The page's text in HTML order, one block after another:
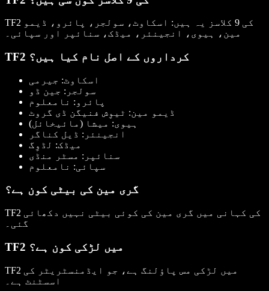
TF2 کی 9 کلاسز یہ ہیں: اسکاوٹ، سولجر، پائرو، ڈیمو
مین، ہیوی، انجینئر، میڈک، سنائپر اور سپائی۔
TF2 کرداروں کے اصل نام کیا ہیں؟
اسکاوٹ: جیرمی
سولجر: جین ڈو
پائرو: نامعلوم
ڈیمو مین: ٹیوِش فنیگن ڈی گروٹ
ہیوی: میشا (مائیخائل)
انجینئر: ڈیل کناگر
میڈک: لڈوِگ
سنائپر: مسٹر منڈی
سپائی: نامعلوم
گری مین کی بیٹی کون ہے؟
TF2 کی کہانی میں گری مین کی کوئی بیٹی نہیں دکھائی
گئی۔
TF2 میں لڑکی کون ہے؟
TF2 میں لڑکی مس پاؤلنگ ہے، جو ایڈمنسٹریٹر کی
اسسٹنٹ ہے۔